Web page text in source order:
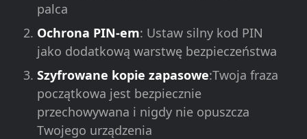
palca
Ochrona PIN-em: Ustaw silny kod PIN
jako dodatkową warstwę bezpieczeństwa
Szyfrowane kopie zapasowe:Twoja fraza
początkowa jest bezpiecznie
przechowywana i nigdy nie opuszcza
Twojego urządzenia